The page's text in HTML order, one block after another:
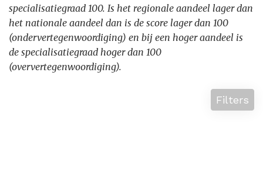
specialisatiegraad 100. Is het regionale aandeel lager dan
het nationale aandeel dan is de score lager dan 100
(ondervertegenwoordiging) en bij een hoger aandeel is
de specialisatiegraad hoger dan 100
(oververtegenwoordiging).
Filters